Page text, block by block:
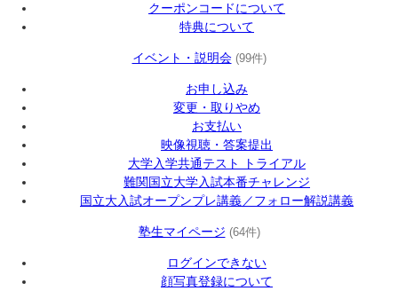
クーポンコードについて
特典について
イベント・説明会 (99件)
お申し込み
変更・取りやめ
お支払い
映像視聴・答案提出
大学入学共通テスト トライアル
難関国立大学入試本番チャレンジ
国立大入試オープンプレ講義／フォロー解説講義
塾生マイページ (64件)
ログインできない
顔写真登録について